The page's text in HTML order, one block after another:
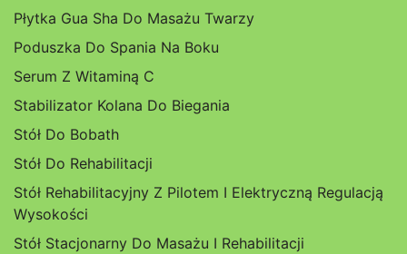
Płytka Gua Sha Do Masażu Twarzy
Poduszka Do Spania Na Boku
Serum Z Witaminą C
Stabilizator Kolana Do Biegania
Stół Do Bobath
Stół Do Rehabilitacji
Stół Rehabilitacyjny Z Pilotem I Elektryczną Regulacją
Wysokości
Stół Stacjonarny Do Masażu I Rehabilitacji